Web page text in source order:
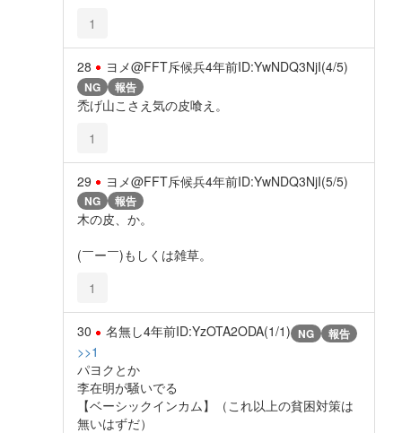
1
28 ヨメ@FFT斥候兵4年前ID:YwNDQ3NjI(4/5)
NG 報告
禿げ山こさえ気の皮喰え。
1
29 ヨメ@FFT斥候兵4年前ID:YwNDQ3NjI(5/5)
NG 報告
木の皮、か。
(￣ー￣)もしくは雑草。
1
30 名無し4年前ID:YzOTA2ODA(1/1) NG 報告
>>1
パヨクとか
李在明が騒いでる
【ベーシックインカム】（これ以上の貧困対策は
無いはずだ）